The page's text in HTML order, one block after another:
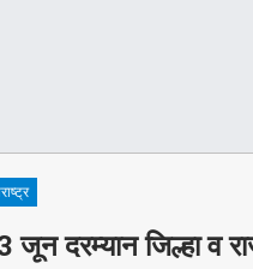
जून दरम्यान जिल्हा व